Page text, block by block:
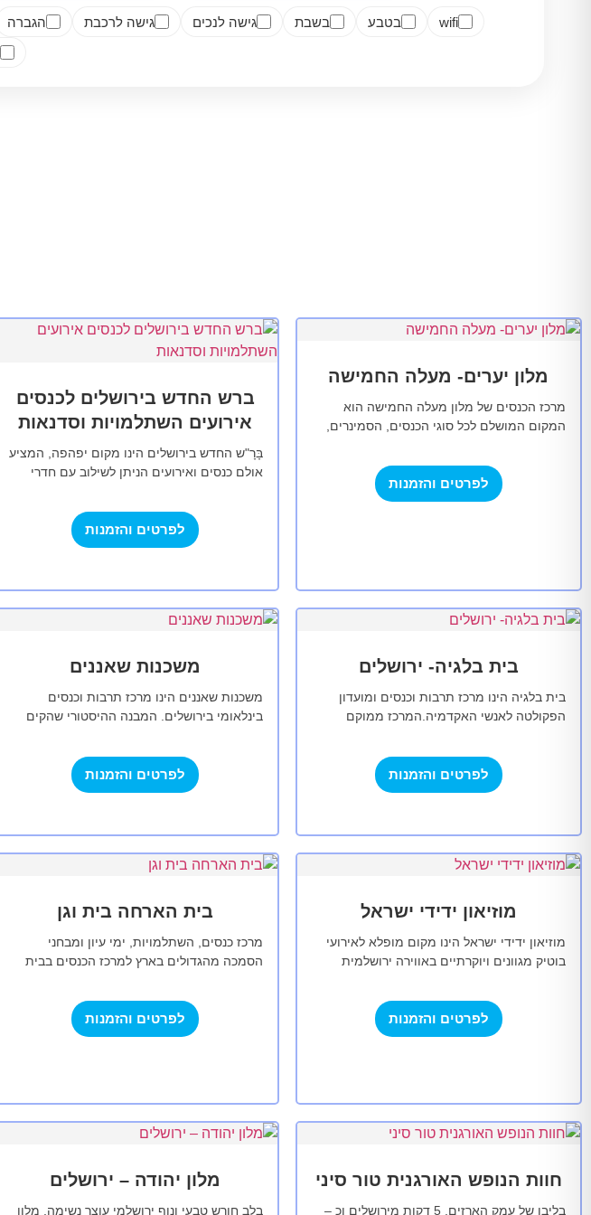
wifi בטבע בשבת גישה לנכים גישה לרכבת הגברה
מלון יערים- מעלה החמישה
מרכז הכנסים של מלון מעלה החמישה הוא
המקום המושלם לכל סוגי הכנסים, הסמינרים,
כנסים בגדלים…
לפרטים והזמנות
ברש החדש בירושלים לכנסים
אירועים השתלמויות וסדנאות
בָּרָ"ש החדש בירושלים הינו מקום יפהפה, המציע
אולם כנסים ואירועים הניתן לשילוב עם חדרי
היסטורי בשכונת…
לפרטים והזמנות
בית בלגיה- ירושלים
בית בלגיה הינו מרכז תרבות וכנסים ומועדון
הפקולטה לאנשי האקדמיה.המרכז ממוקם
שבגבעת רם באוניברסיטה העברית,
ירושלים.המרכז…לפרטים והזמנות
משכנות שאננים
משכנות שאננים הינו מרכז תרבות וכנסים
בינלאומי בירושלים. המבנה ההיסטורי שהקים
משה וכולל את מרכז…
לפרטים והזמנות
מוזיאון ידידי ישראל
מוזיאון ידידי ישראל הינו מקום מופלא לאירועי
בוטיק מגוונים ויוקרתיים באווירה ירושלמית
ומתקדמת טכנולוגית לארגונים, חברות,…
לפרטים והזמנות
בית הארחה בית וגן
מרכז כנסים, השתלמויות, ימי עיון ומבחני
הסמכה מהגדולים בארץ למרכז הכנסים בבית
מגוון אירועים…
לפרטים והזמנות
חוות הנופש האורגנית טור סיני
בליבו של עמק הארזים, 5 דקות מירושלים וכ –
מלון יהודה – ירושלים
בלב חורש טבעי ונוף ירושלמי עוצר נשימה, מלון